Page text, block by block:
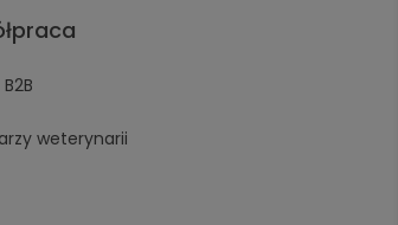
weterynarii